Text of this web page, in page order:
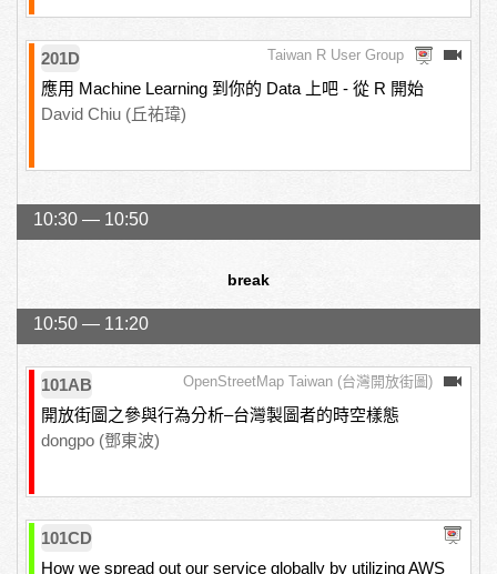
201D Taiwan R User Group
應用 Machine Learning 到你的 Data 上吧 - 從 R 開始
David Chiu (丘祐瑋)
10:30 — 10:50
break
10:50 — 11:20
101AB OpenStreetMap Taiwan (台灣開放街圖)
開放街圖之參與行為分析–台灣製圖者的時空樣態
dongpo (鄧東波)
101CD
How we spread out our service globally by utilizing AWS